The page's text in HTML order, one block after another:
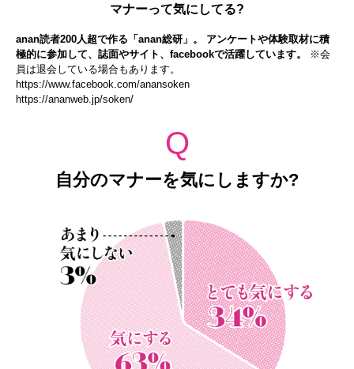
マナーって気にしてる?
anan読者200人超で作る「anan総研」。 アンケートや体験取材に積
極的に参加して、誌面やサイト、facebookで活躍しています。
※会
員は退会している場合もあります。
https://www.facebook.com/anansoken
https://ananweb.jp/soken/
Q
自分のマナーを気にしますか?